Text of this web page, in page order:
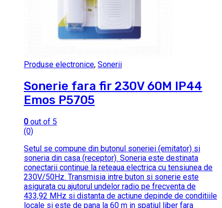
Produse electronice, Sonerii
Sonerie fara fir 230V 60M IP44
Emos P5705
0 out of 5
(0)
Setul se compune din butonul soneriei (emitator) si
soneria din casa (receptor). Soneria este destinata
conectarii continue la reteaua electrica cu tensiunea de
230V/50Hz. Transmisia intre buton si sonerie este
asigurata cu ajutorul undelor radio pe frecventa de
433,92 MHz si distanta de actiune depinde de conditiile
locale si este de pana la 60 m in spatiul liber fara